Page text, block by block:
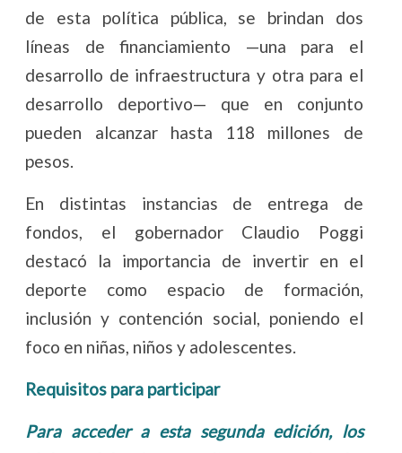
de esta política pública, se brindan dos
líneas de financiamiento —una para el
desarrollo de infraestructura y otra para el
desarrollo deportivo— que en conjunto
pueden alcanzar hasta 118 millones de
pesos.
En distintas instancias de entrega de
fondos, el gobernador Claudio Poggi
destacó la importancia de invertir en el
deporte como espacio de formación,
inclusión y contención social, poniendo el
foco en niñas, niños y adolescentes.
Requisitos para participar
Para acceder a esta segunda edición, los